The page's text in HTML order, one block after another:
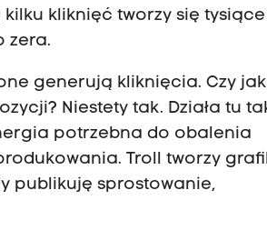
kliknięć tworzy się tysiące
zera.
generują kliknięcia. Czy
Niestety tak. Działa tu
potrzebna do obalenia
Troll tworzy
publikuję sprostowanie,